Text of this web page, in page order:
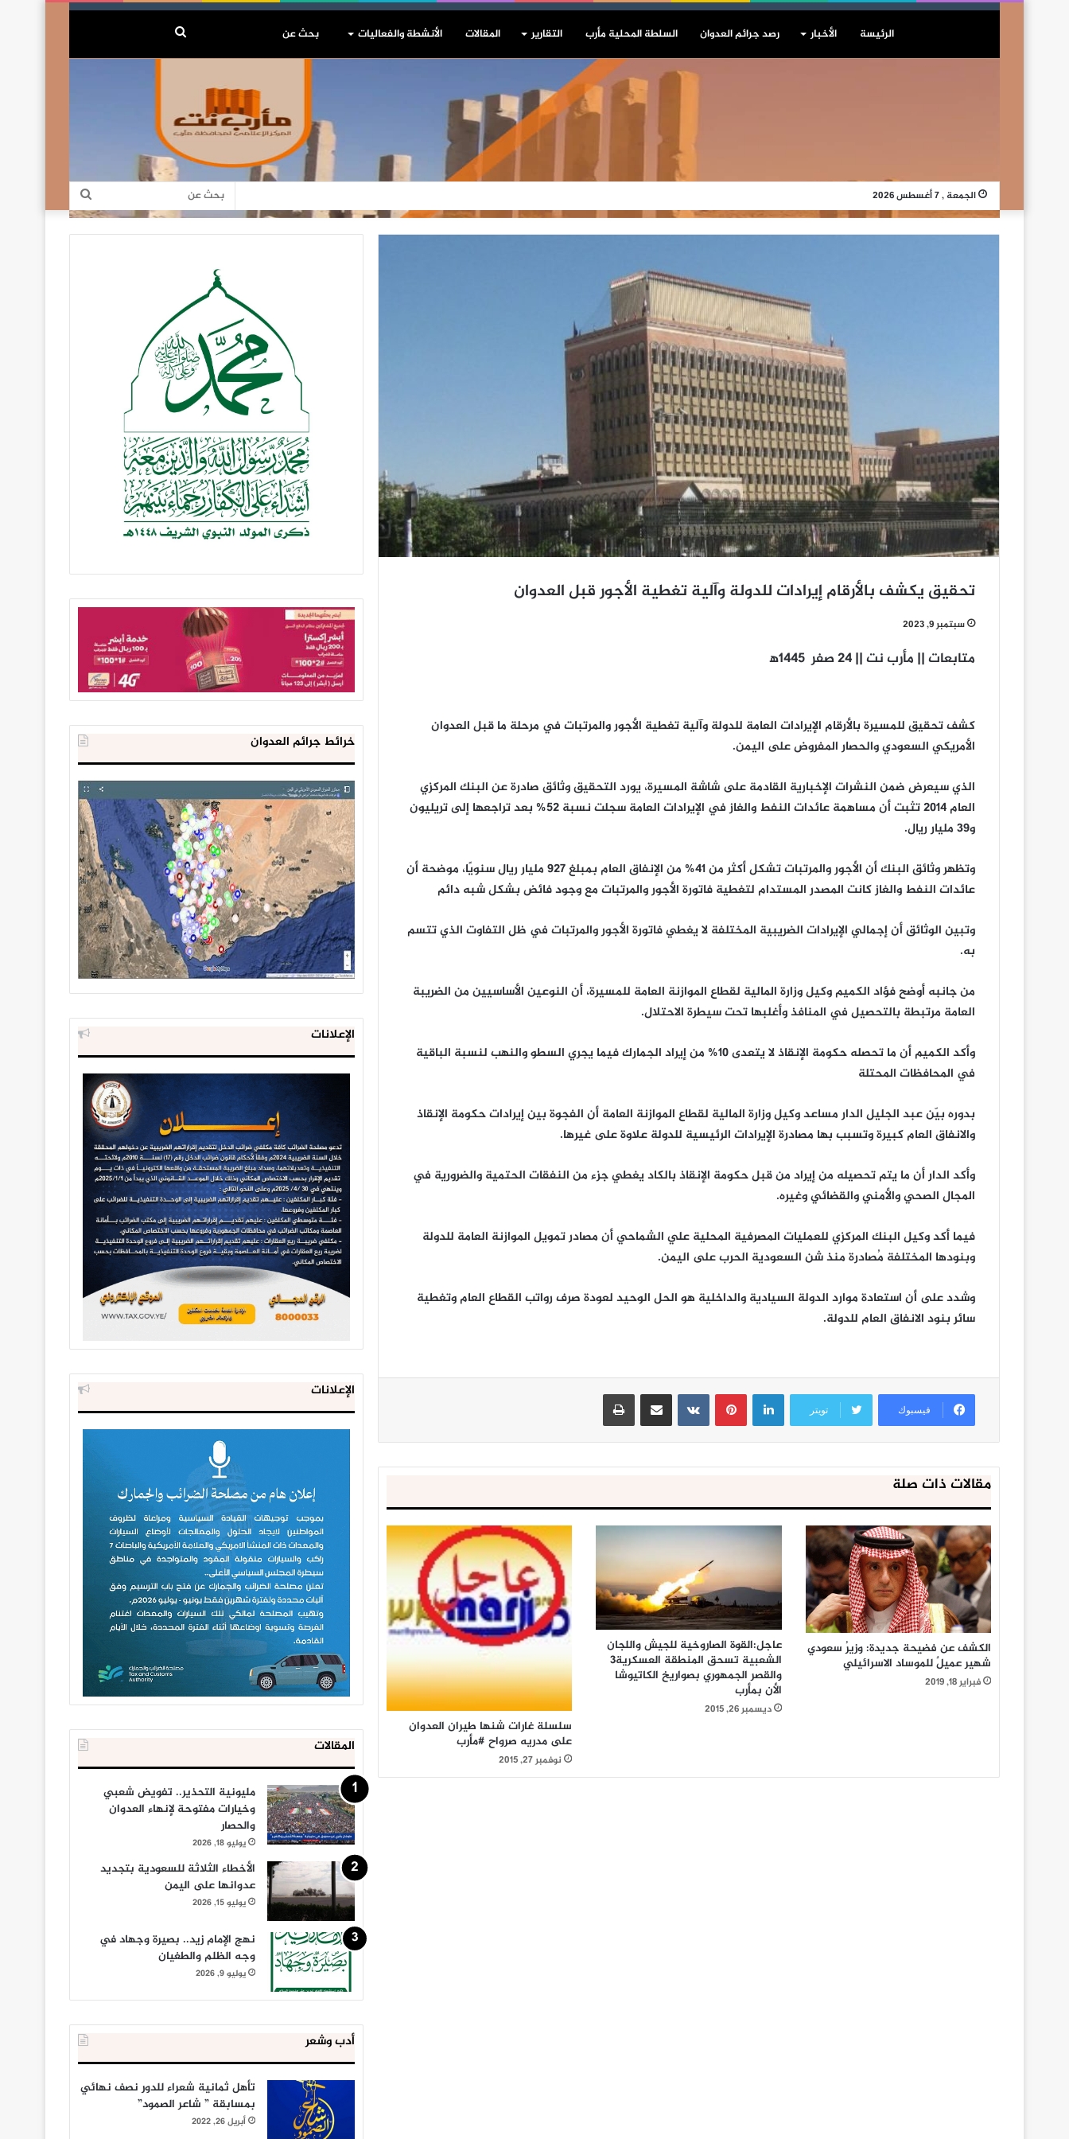
الرئيسة الأخبار رصد جرائم العدوان السلطة المحلية مأرب التقارير المقالات الأنشطة والفعاليات بحث
الجمعة , 7 أغسطس 2026
بحث
عن
تحقيق يكشف بالأرقام إيرادات للدولة وآلية تغطية الأجور قبل العدوان
سبتمبر 9, 2023
متابعات || مأرب نت || 24 صفر 1445ه‍
كشف تحقيق للمسيرة بالأرقام الإيرادات العامة للدولة وآلية تغطية الأجور والمرتبات في مرحلة ما قبل العدوان
الأمريكي السعودي والحصار المفروض على اليمن.
الذي سيعرض ضمن النشرات الإخبارية القادمة على شاشة المسيرة، يورد التحقيق وثائق صادرة عن البنك المركزي
العام 2014 تثبت أن مساهمة عائدات النفط والغاز في الإيرادات العامة سجلت نسبة 52% بعد تراجعها إلى تريليون
و39 مليار ريال.
وتظهر وثائق البنك أن الأجور والمرتبات تشكل أكثر من 41% من الإنفاق العام بمبلغ 927 مليار ريال سنويًا، موضحة أن
عائدات النفط والغاز كانت المصدر المستدام لتغطية فاتورة الأجور والمرتبات مع وجود فائض بشكل شبه دائم
وتبين الوثائق أن إجمالي الإيرادات الضريبية المختلفة لا يغطي فاتورة الأجور والمرتبات في ظل التفاوت الذي تتسم
به.
من جانبه أوضح فؤاد الكميم وكيل وزارة المالية لقطاع الموازنة العامة للمسيرة، أن النوعين الأساسيين من الضريبة
العامة مرتبطة بالتحصيل في المنافذ وأغلبها تحت سيطرة الاحتلال.
وأكد الكميم أن ما تحصله حكومة الإنقاذ لا يتعدى 10% من إيراد الجمارك فيما يجري السطو والنهب لنسبة الباقية
في المحافظات المحتلة
بدوره بيّن عبد الجليل الدار مساعد وكيل وزارة المالية لقطاع الموازنة العامة أن الفجوة بين إيرادات حكومة الإنقاذ
والانفاق العام كبيرة وتسبب بها مصادرة الإيرادات الرئيسية للدولة علاوة على غيرها.
وأكد الدار أن ما يتم تحصيله من إيراد من قبل حكومة الإنقاذ بالكاد يغطي جزء من النفقات الحتمية والضرورية في
المجال الصحي والأمني والقضائي وغيره.
فيما أكد وكيل البنك المركزي للعمليات المصرفية المحلية علي الشماحي أن مصادر تمويل الموازنة العامة للدولة
وبنودها المختلفة مُصادرة منذ شن السعودية الحرب على اليمن.
وشدد على أن استعادة موارد الدولة السيادية والداخلية هو الحل الوحيد لعودة صرف رواتب القطاع العام وتغطية
سائر بنود الانفاق العام للدولة.
فيسبوك تويتر
لينكدإنبينتيريست مشاركة عبر البريد طباعة
مقالات ذات صلة
الكشف عن فضيحة جديدة: وزيرُ سعودي
شهير عميلٌ للموساد الاسرائيلي
فبراير 18, 2019
عاجل:القوة الصاروخية للجيش واللجان
الشعبية تسحق المنطقة العسكرية3
والقصر الجمهوري بصواريخ الكاتيوشا
الأن بمأرب
ديسمبر 26, 2015
سلسلة غارات شنها طيران العدوان
على مدريه صرواح #مأرب
نوفمبر 27, 2015
خرائط جرائم العدوان
الإعلانات
الإعلانات
المقالات
مليونية التحذير.. تفويض شعبي
وخيارات مفتوحة لإنهاء العدوان
والحصار
يوليو 18, 2026
الأخطاء الثلاثة للسعودية بتجديد
عدوانها على اليمن
يوليو 15, 2026
نهج الإمام زيد.. بصيرة وجهاد في
وجه الظلم والطغيان
يوليو 9, 2026
أدب وشعر
تأهل ثمانية شعراء للدور نصف نهائي
بمسابقة ” شاعر الصمود”
أبريل 26, 2022